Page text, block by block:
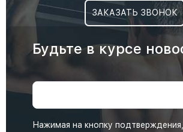
ЗАКАЗАТЬ ЗВОНОК
Будьте в курсе
Нажимая на кнопку